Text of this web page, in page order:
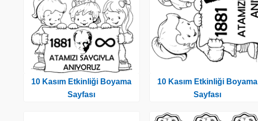
10 Kasım Etkinliği Boyama
Sayfası
10 Kasım Etkinliği Boyama
Sayfası